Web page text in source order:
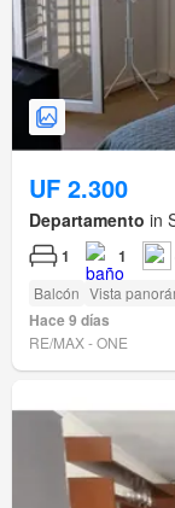
UF 2.300
Departamento in
1 1
Balcón Vista
Hace 9 días
RE/MAX - ONE